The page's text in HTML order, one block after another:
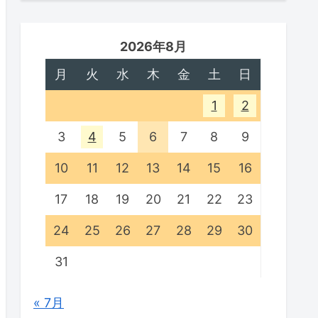
2026年8月
月
火 水 木 金 土 日
1 2
3 4 5 6 7 8 9
10 11 12 13 14 15 16
17 18 19 20 21 22 23
24 25 26 27 28 29 30
31
« 7月